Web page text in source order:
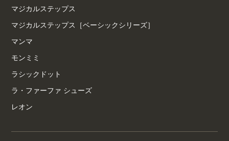
マジカルステップス
マジカルステップス［ベーシックシリーズ］
マンマ
モンミミ
ラシックドット
ラ・ファーファ シューズ
レオン